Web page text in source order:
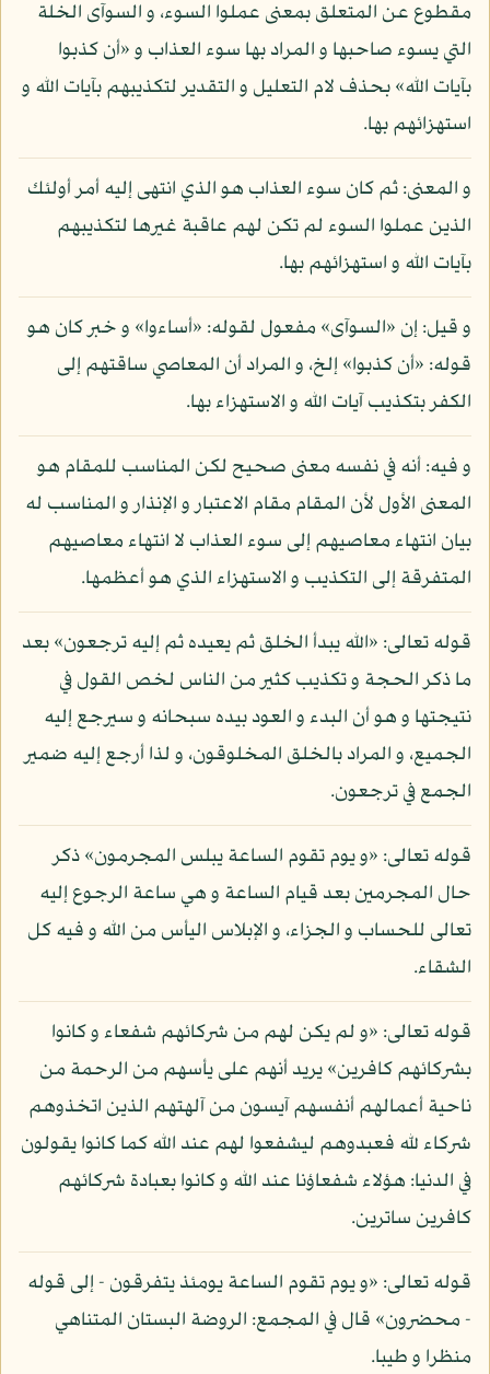
مقطوع عن المتعلق بمعنى عملوا السوء، و السوآى الخلة
التي يسوء صاحبها و المراد بها سوء العذاب و «أن كذبوا
بآيات الله» بحذف لام التعليل و التقدير لتكذيبهم بآيات الله و
استهزائهم بها.
و المعنى: ثم كان سوء العذاب هو الذي انتهى إليه أمر أولئك
الذين عملوا السوء لم تكن لهم عاقبة غيرها لتكذيبهم
بآيات الله و استهزائهم بها.
و قيل: إن «السوآى» مفعول لقوله: «أساءوا» و خبر كان هو
قوله: «أن كذبوا» إلخ، و المراد أن المعاصي ساقتهم إلى
الكفر بتكذيب آيات الله و الاستهزاء بها.
و فيه: أنه في نفسه معنى صحيح لكن المناسب للمقام هو
المعنى الأول لأن المقام مقام الاعتبار و الإنذار و المناسب له
بيان انتهاء معاصيهم إلى سوء العذاب لا انتهاء معاصيهم
المتفرقة إلى التكذيب و الاستهزاء الذي هو أعظمها.
قوله تعالى: «الله يبدأ الخلق ثم يعيده ثم إليه ترجعون» بعد
ما ذكر الحجة و تكذيب كثير من الناس لخص القول في
نتيجتها و هو أن البدء و العود بيده سبحانه و سيرجع إليه
الجميع، و المراد بالخلق المخلوقون، و لذا أرجع إليه ضمير
الجمع في ترجعون.
قوله تعالى: «و يوم تقوم الساعة يبلس المجرمون» ذكر
حال المجرمين بعد قيام الساعة و هي ساعة الرجوع إليه
تعالى للحساب و الجزاء، و الإبلاس اليأس من الله و فيه كل
الشقاء.
قوله تعالى: «و لم يكن لهم من شركائهم شفعاء و كانوا
بشركائهم كافرين» يريد أنهم على يأسهم من الرحمة من
ناحية أعمالهم أنفسهم آيسون من آلهتهم الذين اتخذوهم
شركاء لله فعبدوهم ليشفعوا لهم عند الله كما كانوا يقولون
في الدنيا: هؤلاء شفعاؤنا عند الله و كانوا بعبادة شركائهم
كافرين ساترين.
قوله تعالى: «و يوم تقوم الساعة يومئذ يتفرقون - إلى قوله
- محضرون» قال في المجمع: الروضة البستان المتناهي
منظرا و طيبا.